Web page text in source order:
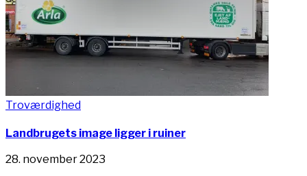
Troværdighed
Landbrugets image ligger i ruiner
28. november 2023